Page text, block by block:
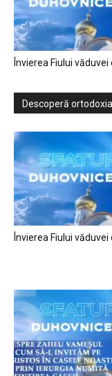
Învierea Fiului văduvei
Descoperă ortodoxia
Învierea Fiului văduvei